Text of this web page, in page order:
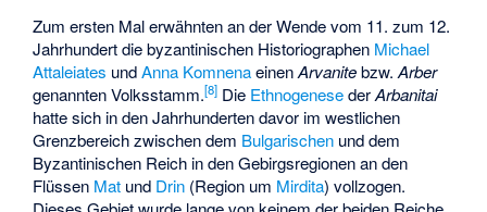
Zum ersten Mal erwähnten an der Wende vom 11. zum 12.
Jahrhundert die byzantinischen Historiographen Michael
Attaleiates undAnna KomnenaeinenArvanitebzw.Arber
genannten Volksstamm.[8] Die EthnogenesederArbanitai
hatte sich in den Jahrhunderten davor im westlichen
Grenzbereich zwischen dem Bulgarischen und dem
Byzantinischen Reich in den Gebirgsregionen an den
Flüssen Mat und Drin (Region um Mirdita) vollzogen.